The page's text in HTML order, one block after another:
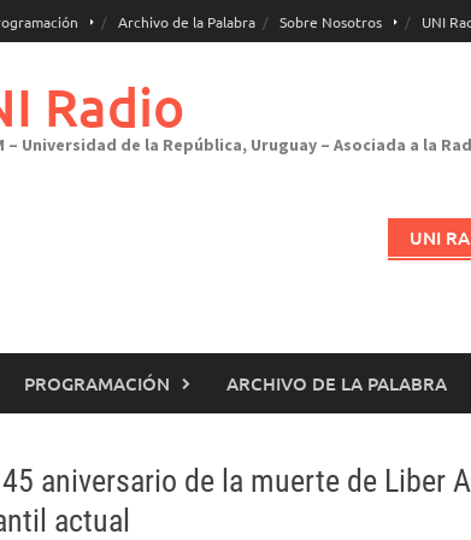
Archivo de la Palabra Sobre Nosotros UNI
Radio
– Universidad de la República, Uruguay – Asociada a la
UNI
PROGRAMACIÓN ARCHIVO DE LA PALABRA
aniversario de la muerte de Liber
actual